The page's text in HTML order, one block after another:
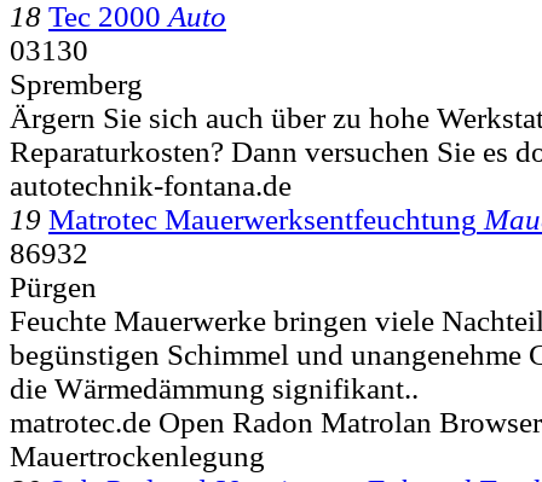
18 Tec 2000 Auto
03130
Spremberg
Ärgern Sie sich auch über zu hohe
Reparaturkosten? Dann versuchen Sie es
autotechnik-fontana.de
19 Matrotec Mauerwerksentfeuchtung
86932
Pürgen
Feuchte Mauerwerke bringen viele
begünstigen Schimmel und unangenehme
die Wärmedämmung signifikant..
matrotec.de Open Radon Matrolan
Mauertrockenlegung